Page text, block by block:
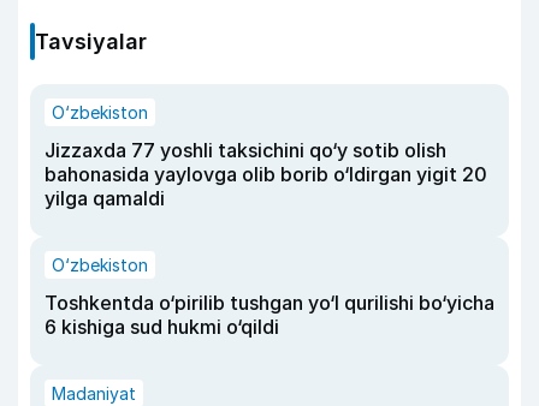
Tavsiyalar
O‘zbekiston
Jizzaxda 77 yoshli taksichini qo‘y sotib olish
bahonasida yaylovga olib borib o‘ldirgan yigit 20
yilga qamaldi
O‘zbekiston
Toshkentda o‘pirilib tushgan yo‘l qurilishi bo‘yicha
6 kishiga sud hukmi o‘qildi
Madaniyat